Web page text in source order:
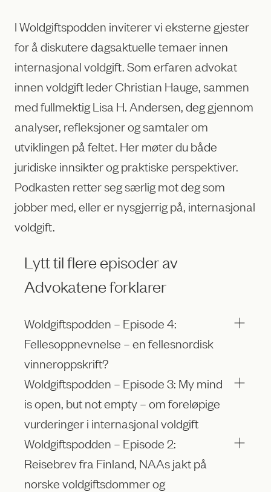
I Woldgiftspodden inviterer vi eksterne gjester
for å diskutere dagsaktuelle temaer innen
internasjonal voldgift. Som erfaren advokat
innen voldgift leder Christian Hauge, sammen
med fullmektigLisa H. Andersen, deg gjennom
analyser, refleksjoner og samtaler om
utviklingen på feltet. Her møter du både
juridiske innsikter og praktiske perspektiver.
Podkasten retter seg særlig mot deg som
jobber med, eller er nysgjerrig på, internasjonal
voldgift.
Lytt til flere episoder av
Advokatene forklarer
Woldgiftspodden – Episode 4:
Fellesoppnevnelse – en fellesnordisk
vinneroppskrift?
Woldgiftspodden – Episode 3: My mind
is open, but not empty – om foreløpige
vurderinger i internasjonal voldgift
Woldgiftspodden – Episode 2:
Reisebrev fra Finland, NAAs jakt på
norske voldgiftsdommer og